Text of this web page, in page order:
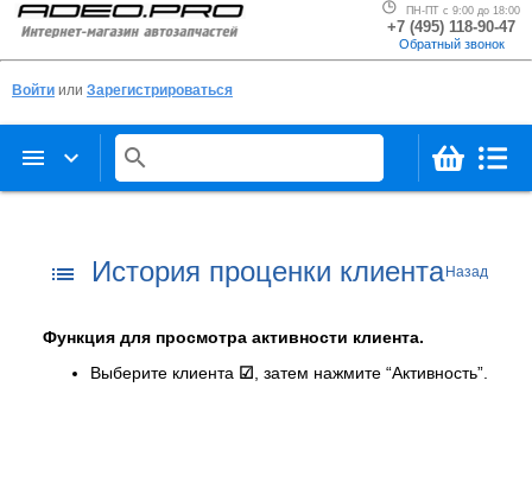
ПН-ПТ с 9:00 до 18:00
+7 (495) 118-90-47
Обратный звонок
Войти или Зарегистрироваться
menu keyboard_arrow_down search
list История проценки клиента Назад
Функция для просмотра активности клиента.
Выберите клиента ☑ , затем нажмите “Активность”.